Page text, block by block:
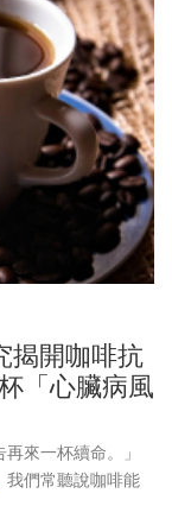
揭開咖啡抗
「心臟病風
來一杯續命。」
我們常聽說咖啡能
新研究可能會讓